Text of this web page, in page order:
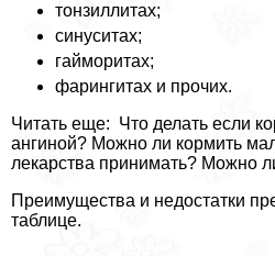
тонзиллитах;
синуситах;
гайморитах;
фарингитах и прочих.
Читать еще: Что делать если
ангиной? Можно ли кормить
лекарства принимать? Можно
Преимущества и недостатки
таблице.